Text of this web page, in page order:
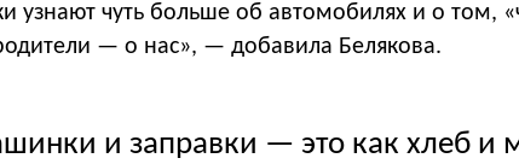
узнают чуть больше об автомобилях и о том,
— о нас», — добавила Белякова.
и заправки — это как хлеб и